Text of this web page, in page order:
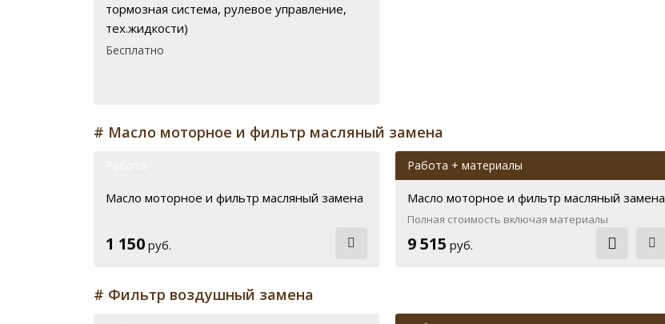
тормозная система, рулевое управление,
тех.жидкости)
Бесплатно
# Масло моторное и фильтр масляный замена
Масло моторное и фильтр масляный замена
1 150 руб.
Работа + материалы
Масло моторное и фильтр масляный замена
Полная стоимость включая материалы
9 515 руб.
# Фильтр воздушный замена